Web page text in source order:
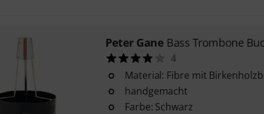
Peter Gane Bass Trombone
4
Material: Fibre mit
handgemacht
Farbe: Schwarz